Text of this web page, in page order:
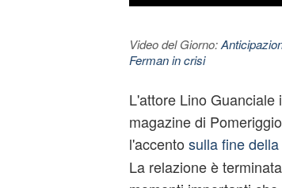
Video del Giorno:
Ferman in crisi
L'attore Lino
magazine di
l'accento sulla fine
La relazione è